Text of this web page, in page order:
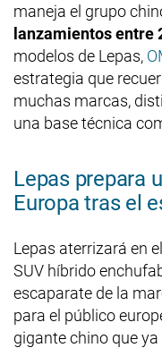
maneja el grupo
lanzamientos entre
modelos de Lepas,
estrategia que
muchas marcas,
una base técnica
Lepas prepara
Europa tras el
Lepas aterrizará en
SUV híbrido
escaparate de la
para el público
gigante chino que ya